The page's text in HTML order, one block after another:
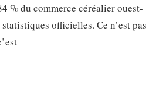
% du commerce céréalier ouest-
officielles. Ce n’est pas